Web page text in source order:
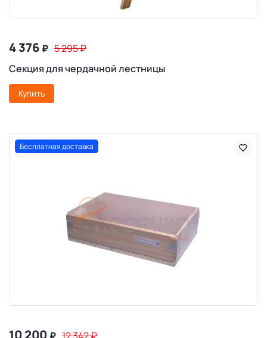
4 376 ₽ 5 295₽
Секция для чердачной лестницы
Купить
Бесплатная доставка
10 200